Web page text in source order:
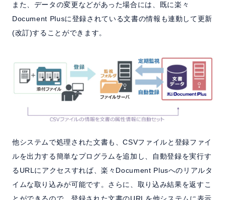
また、データの変更などがあった場合には、既に楽々
Document Plusに登録されている文書の情報も連動して更新
(改訂)することができます。
他システムで処理された文書も、CSVファイルと登録ファイ
ルを出力する簡単なプログラムを追加し、自動登録を実行す
るURLにアクセスすれば、楽々Document Plusへのリアルタ
イムな取り込みが可能です。さらに、取り込み結果を返すこ